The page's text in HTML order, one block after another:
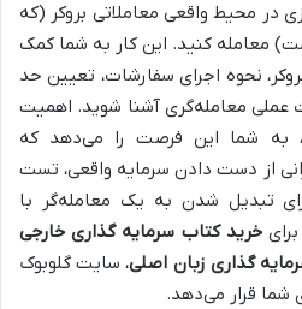
در محیط واقعی معاملاتی بروکر (که
معامله کنید. این کار به شما کمک
نحوه اجرای سفارشات، تعیین حد
عملی معامله‌گری آشنا شوید. اهمیت
به شما این فرصت را می‌دهد که
از دست دادن سرمایه واقعی، تست
تبدیل شدن به یک معامله‌گر با
خرید کتاب سرمایه گذاری خارجی
گذاری زبان اصلی، سایت گلوبوک
شما قرار می‌دهد.